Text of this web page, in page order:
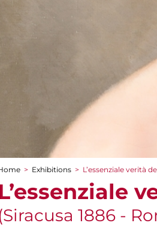
are here
> Exhibitions > L’essenziale verità
(Siracusa 1886 -